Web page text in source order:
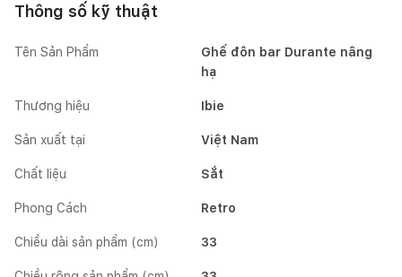
Thông số kỹ thuật
Tên Sản Phẩm
Ghế đôn bar Durante nâng
hạ
Thương hiệu Ibie
Sản xuất tại Việt Nam
Chất liệu Sắt
Phong Cách Retro
Chiều dài sản phẩm (cm) 33